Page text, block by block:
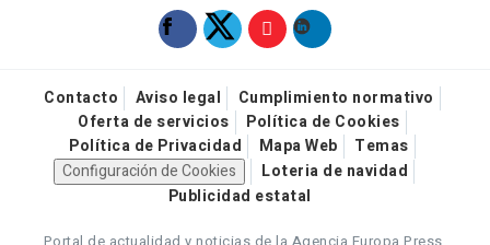
Contacto Aviso legal
Cumplimiento normativo
Oferta de servicios
Política de Cookies
Política de Privacidad
Mapa Web
Temas
Configuración de Cookies
Loteria de navidad
Publicidad estatal